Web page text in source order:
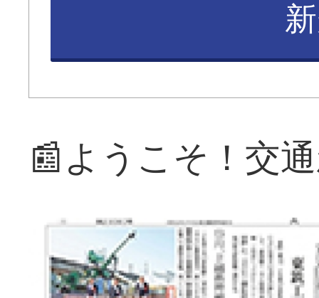
📰ようこそ！交